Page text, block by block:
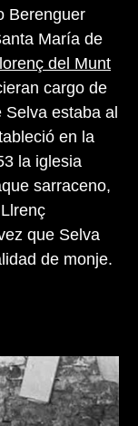
Berenguer
María de
del Munt
cargo de
Selva estaba al
en la
la iglesia
sarraceno,
que Selva
de monje.